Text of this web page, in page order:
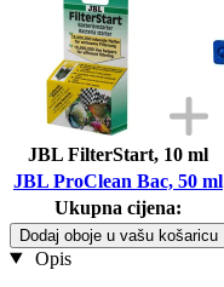
JBL FilterStart, 10 ml
JBL ProClean Bac, 50 ml
Ukupna cijena:
Dodaj oboje u vašu košaricu
Opis